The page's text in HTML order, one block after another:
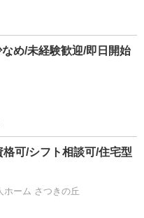
め/未経験歓迎/即日開始
格可/シフト相談可/住宅型
ホーム さつきの丘